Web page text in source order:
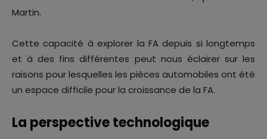
Martin.
Cette capacité à explorer la FA depuis si longtemps
et à des fins différentes peut nous éclairer sur les
raisons pour lesquelles les pièces automobiles ont été
un espace difficile pour la croissance de la FA.
La perspective technologique